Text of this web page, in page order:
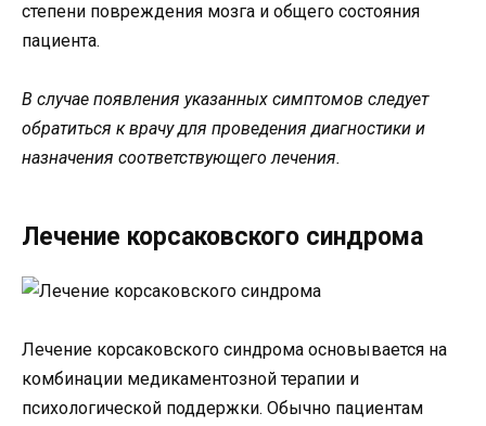
степени повреждения мозга и общего состояния
пациента.
В случае появления указанных симптомов следует
обратиться к врачу для проведения диагностики и
назначения соответствующего лечения.
Лечение корсаковского синдрома
Лечение корсаковского синдрома основывается на
комбинации медикаментозной терапии и
психологической поддержки. Обычно пациентам